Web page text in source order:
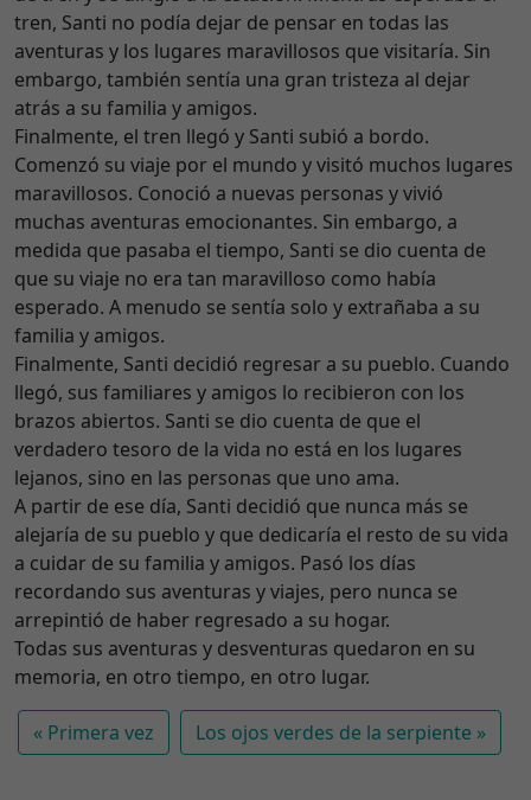
tren, Santi no podía dejar de pensar en todas las
aventuras y los lugares maravillosos que visitaría. Sin
embargo, también sentía una gran tristeza al dejar
atrás a su familia y amigos.
Finalmente, el tren llegó y Santi subió a bordo.
Comenzó su viaje por el mundo y visitó muchos lugares
maravillosos. Conoció a nuevas personas y vivió
muchas aventuras emocionantes. Sin embargo, a
medida que pasaba el tiempo, Santi se dio cuenta de
que su viaje no era tan maravilloso como había
esperado. A menudo se sentía solo y extrañaba a su
familia y amigos.
Finalmente, Santi decidió regresar a su pueblo. Cuando
llegó, sus familiares y amigos lo recibieron con los
brazos abiertos. Santi se dio cuenta de que el
verdadero tesoro de la vida no está en los lugares
lejanos, sino en las personas que uno ama.
A partir de ese día, Santi decidió que nunca más se
alejaría de su pueblo y que dedicaría el resto de su vida
a cuidar de su familia y amigos. Pasó los días
recordando sus aventuras y viajes, pero nunca se
arrepintió de haber regresado a su hogar.
Todas sus aventuras y desventuras quedaron en su
memoria, en otro tiempo, en otro lugar.
Primera vez Los ojos verdes de la serpiente